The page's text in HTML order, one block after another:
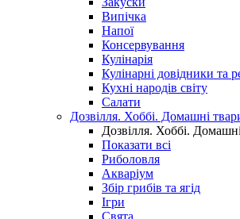
Випічка
Напої
Консервування
Кулінарія
Кулінарні довідники та
Кухні народів світу
Салати
Дозвілля. Хоббі. Домашні
Дозвілля. Хоббі.
Показати всі
Риболовля
Акваріум
Збір грибів та ягід
Ігри
Свята